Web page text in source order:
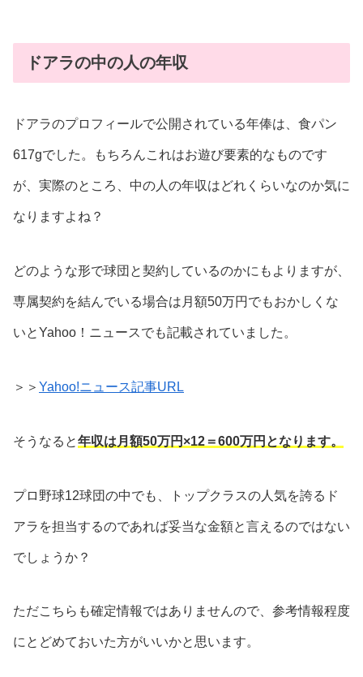
ドアラの中の人の年収
ドアラのプロフィールで公開されている年俸は、食パン
617gでした。もちろんこれはお遊び要素的なものです
が、実際のところ、中の人の年収はどれくらいなのか気に
なりますよね？
どのような形で球団と契約しているのかにもよりますが、
専属契約を結んでいる場合は月額50万円でもおかしくな
いとYahoo！ニュースでも記載されていました。
＞＞ Yahoo!ニュース記事URL
そうなると年収は月額50万円×12＝600万円となります。
プロ野球12球団の中でも、トップクラスの人気を誇るド
アラを担当するのであれば妥当な金額と言えるのではない
でしょうか？
ただこちらも確定情報ではありませんので、参考情報程度
にとどめておいた方がいいかと思います。